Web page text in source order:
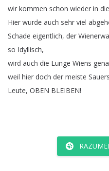
wir kommen schon wieder in die
Hier wurde auch sehr viel
Schade eigentlich, der
so Idyllisch,
wird auch die Lunge Wiens
weil hier doch der meiste
Leute, OBEN BLEIBEN!